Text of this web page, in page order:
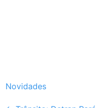
Novidades